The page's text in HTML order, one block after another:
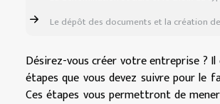
Le dépôt des documents et la création
Désirez-vous créer votre entreprise ? Il
étapes que vous devez suivre pour le
Ces étapes vous permettront de